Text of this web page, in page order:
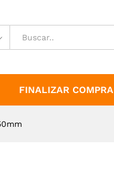
FINALIZAR COMPRA